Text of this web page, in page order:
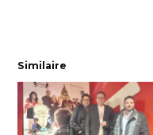
Similaire